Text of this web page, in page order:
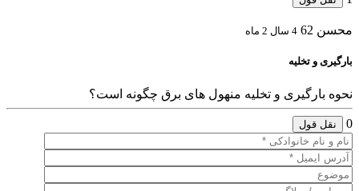
محسن 62 4 سال 2 ماه
بارگیری و تخلیه
نحوه بارگیری و تخلیه منهول های برق چگونه است؟
0 نقل قول